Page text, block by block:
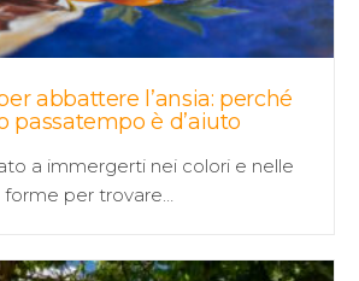
abbattere l’ansia: perché
passatempo è d’aiuto
a immergerti nei colori e nelle
forme per trovare…